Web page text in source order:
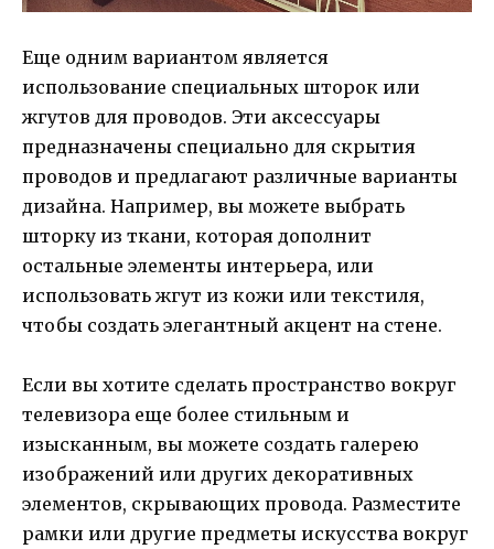
Еще одним вариантом является
использование специальных шторок или
жгутов для проводов. Эти аксессуары
предназначены специально для скрытия
проводов и предлагают различные варианты
дизайна. Например, вы можете выбрать
шторку из ткани, которая дополнит
остальные элементы интерьера, или
использовать жгут из кожи или текстиля,
чтобы создать элегантный акцент на стене.
Если вы хотите сделать пространство вокруг
телевизора еще более стильным и
изысканным, вы можете создать галерею
изображений или других декоративных
элементов, скрывающих провода. Разместите
рамки или другие предметы искусства вокруг